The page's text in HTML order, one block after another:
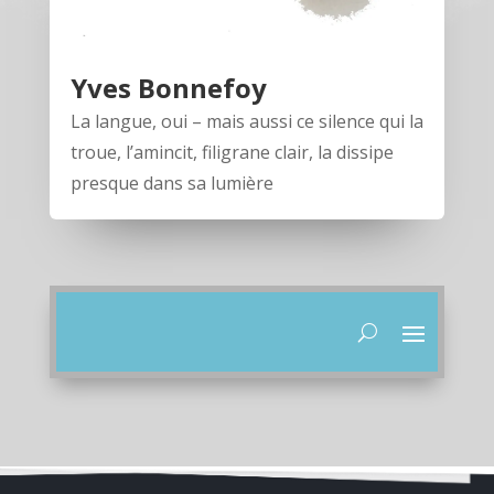
Yves Bonnefoy
La langue, oui – mais aussi ce silence qui la
troue, l’amincit, filigrane clair, la dissipe
presque dans sa lumière